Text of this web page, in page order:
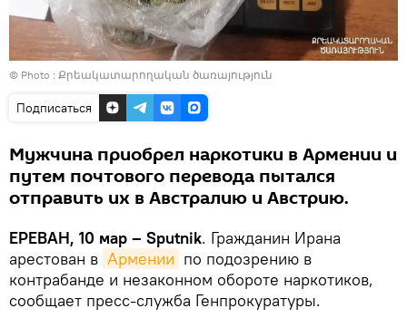
© Photo : Քրեակատարողական ծառայություն
Подписаться
Мужчина приобрел наркотики в Армении и
путем почтового перевода пытался
отправить их в Австралию и Австрию.
ЕРЕВАН, 10 мар – Sputnik. Гражданин Ирана
арестован в Армении по подозрению в
контрабанде и незаконном обороте наркотиков,
сообщает пресс-служба Генпрокуратуры.